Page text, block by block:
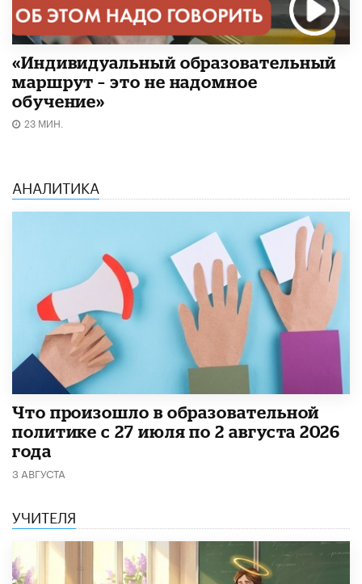
«Индивидуальный образовательный
маршрут – это не надомное
обучение»
23 МИН.
АНАЛИТИКА
​Что произошло в образовательной
политике с 27 июля по 2 августа 2026
года
3 АВГУСТА
УЧИТЕЛЯ